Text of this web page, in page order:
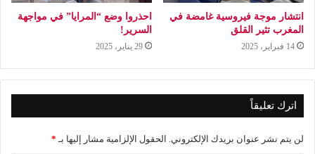
انتشار موجة فيروسية غامضة في
المغرب تثير القلق
14 فبراير، 2025
احذروا وضع “المرايا” في مواجهة
السرير!
29 يناير، 2025
اترك تعليقاً
لن يتم نشر عنوان بريدك الإلكتروني. الحقول الإلزامية مشار إليها بـ *